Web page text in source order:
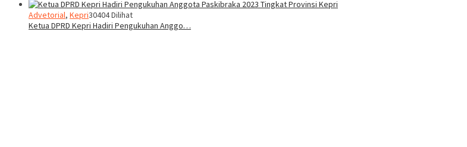
Advetorial, Kepri30404 Dilihat
Ketua DPRD Kepri Hadiri Pengukuhan Anggo…